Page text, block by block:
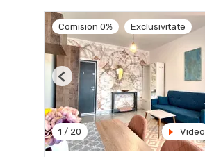
Comision 0% Exclusivitate
1 / 20 Video
Previous